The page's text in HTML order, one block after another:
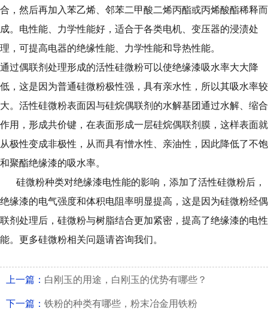
合，然后再加入苯乙烯、邻苯二甲酸二烯丙酯或丙烯酸酯稀释而
成。电性能、力学性能好，适合于各类电机、变压器的浸渍处
理，可提高电器的绝缘性能、力学性能和导热性能。
通过偶联剂处理形成的活性硅微粉可以使绝缘漆吸水率大大降
低，这是因为普通硅微粉极性强，具有亲水性，所以其吸水率较
大。活性硅微粉表面因与硅烷偶联剂的水解基团通过水解、缩合
作用，形成共价键，在表面形成一层硅烷偶联剂膜，这样表面就
从极性变成非极性，从而具有憎水性、亲油性，因此降低了不饱
和聚酯绝缘漆的吸水率。
硅微粉种类对绝缘漆电性能的影响，添加了活性硅微粉后，
绝缘漆的电气强度和体积电阻率明显提高，这是因为硅微粉经偶
联剂处理后，硅微粉与树脂结合更加紧密，提高了绝缘漆的电性
能。更多硅微粉相关问题请咨询我们。
上一篇： 白刚玉的用途，白刚玉的优势有哪些？
下一篇： 铁粉的种类有哪些，粉末冶金用铁粉